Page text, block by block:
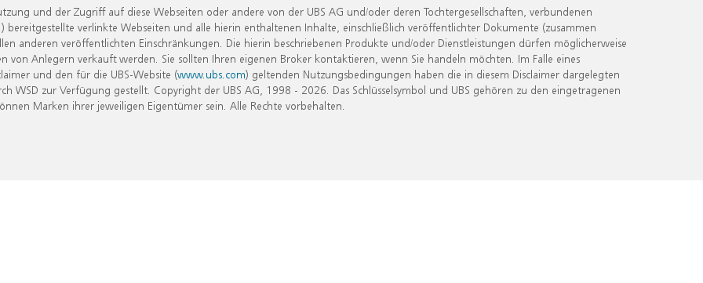
und der Zugriff auf diese Webseiten oder andere von der UBS AG und/oder deren Tochtergesellschaften, verbundenen
verlinkte Webseiten und alle hierin enthaltenen Inhalte, einschließlich veröffentlichter Dokumente (zusammen
anderen veröffentlichten Einschränkungen. Die hierin beschriebenen Produkte und/oder Dienstleistungen dürfen möglicherweise
Anlegern verkauft werden. Sie sollten Ihren eigenen Broker kontaktieren, wenn Sie handeln möchten. Im Falle eines
und den für die UBS-Website (www.ubs.com) geltenden Nutzungsbedingungen haben die in diesem Disclaimer dargelegten
zur Verfügung gestellt. Copyright der UBS AG, 1998 - 2026. Das Schlüsselsymbol und UBS gehören zu den eingetragenen
Marken ihrer jeweiligen Eigentümer sein. Alle Rechte vorbehalten.